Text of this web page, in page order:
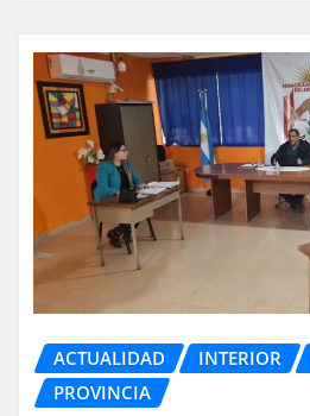
ACTUALIDAD INTERIOR
PROVINCIA